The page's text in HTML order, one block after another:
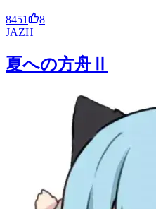
8451
8
JAZH
夏への方舟Ⅱ